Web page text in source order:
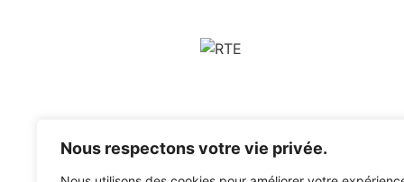
Nous respectons votre vie privée.